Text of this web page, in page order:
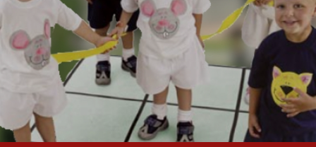
Humano